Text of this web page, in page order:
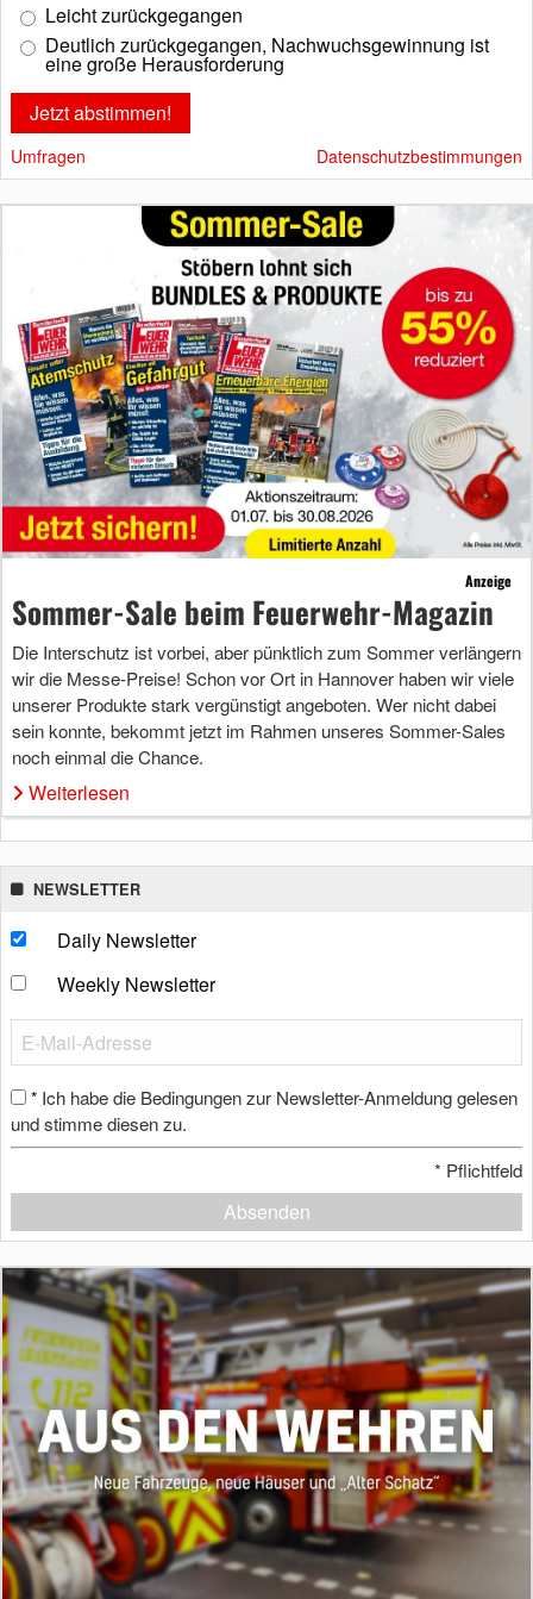
Leicht zurückgegangen
Deutlich zurückgegangen, Nachwuchsgewinnung ist
eine große Herausforderung
Umfragen Datenschutzbestimmungen
Anzeige
Sommer-Sale beim Feuerwehr-Magazin
Die Interschutz ist vorbei, aber pünktlich zum Sommer verlängern
wir die Messe-Preise! Schon vor Ort in Hannover haben wir viele
unserer Produkte stark vergünstigt angeboten. Wer nicht dabei
sein konnte, bekommt jetzt im Rahmen unseres Sommer-Sales
noch einmal die Chance.
Weiterlesen
NEWSLETTER
Daily Newsletter
Weekly Newsletter
* Ich habe die Bedingungen zur Newsletter-Anmeldung gelesen
und stimme diesen zu.
* Pflichtfeld
Absenden